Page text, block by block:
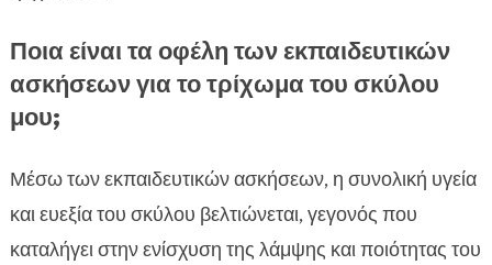
Ποια είναι τα οφέλη των εκπαιδευτικών
ασκήσεων για το τρίχωμα του σκύλου
μου;
Μέσω των εκπαιδευτικών ασκήσεων, η συνολική υγεία
και ευεξία του σκύλου βελτιώνεται, γεγονός που
καταλήγει στην ενίσχυση της λάμψης και ποιότητας του